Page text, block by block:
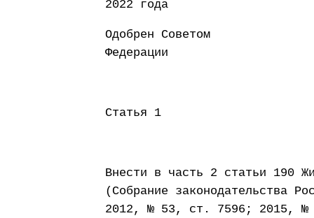
2022 года
Одобрен Советом
Федерации 13
Статья 1
Внести в часть 2 статьи 190
(Собрание законодательства
2012, № 53, ст. 7596; 2015, №